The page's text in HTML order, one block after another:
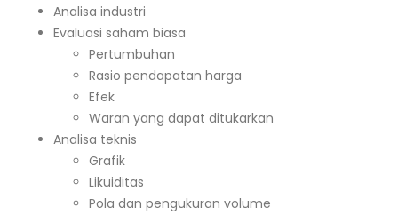
Analisa industri
Evaluasi saham biasa
Pertumbuhan
Rasio pendapatan harga
Efek
Waran yang dapat ditukarkan
Analisa teknis
Grafik
Likuiditas
Pola dan pengukuran volume